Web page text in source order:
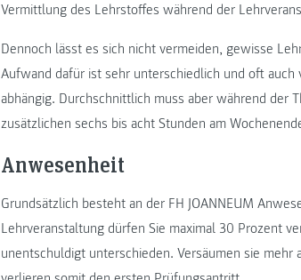
Vermittlung des Lehrstoffes während der
Dennoch lässt es sich nicht vermeiden, gewisse
Aufwand dafür ist sehr unterschiedlich und oft
abhängig. Durchschnittlich muss aber während der
zusätzlichen sechs bis acht Stunden am
Anwesenheit
Grundsätzlich besteht an der FH JOANNEUM
Lehrveranstaltung dürfen Sie maximal 30 Prozent
unentschuldigt unterschieden. Versäumen sie